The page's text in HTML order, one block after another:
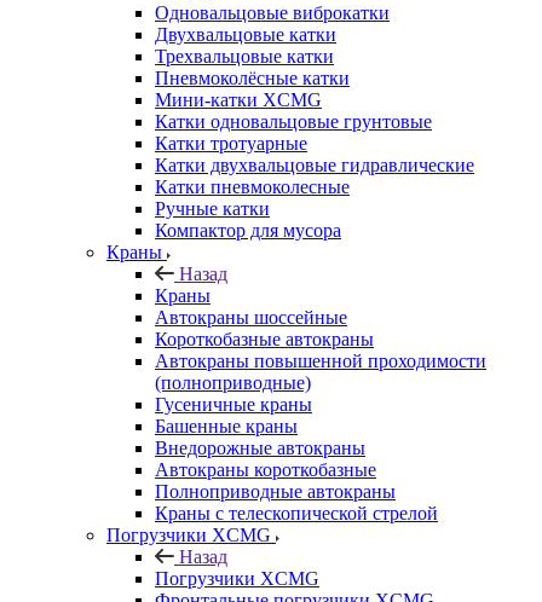
Одновальцовые виброкатки
Двухвальцовые катки
Трехвальцовые катки
Пневмоколёсные катки
Мини-катки XCMG
Катки одновальцовые грунтовые
Катки тротуарные
Катки двухвальцовые гидравлические
Катки пневмоколесные
Ручные катки
Компактор для мусора
Краны
Назад
Краны
Автокраны шоссейные
Короткобазные автокраны
Автокраны повышенной проходимости
(полноприводные)
Гусеничные краны
Башенные краны
Внедорожные автокраны
Автокраны короткобазные
Полноприводные автокраны
Краны с телескопической стрелой
Погрузчики XCMG
Назад
Погрузчики XCMG